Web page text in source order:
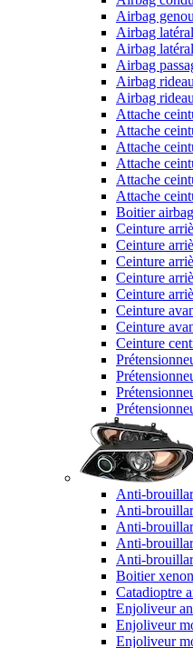
Airbag
Airbag
Airbag
Airbag
Airbag
Airbag
Attache
Attache
Attache
Attache
Attache
Attache
Boitier airbag
Ceinture
Ceinture
Ceinture
Ceinture
Ceinture
Ceinture
Ceinture
Ceinture
Anti-
Anti-
Anti-
Anti-
Anti-
Boitier xenon
Catadioptre
Enjoliveur
Enjoliveur
Enjoliveur